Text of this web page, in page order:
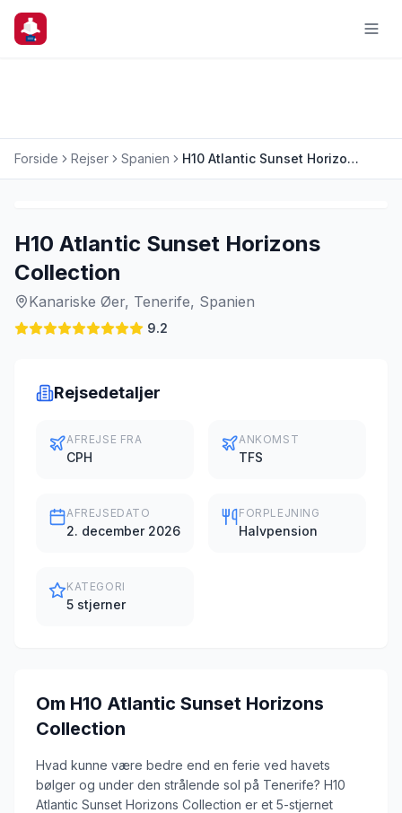
Forside Rejser Spanien H10 Atlantic Sunset Horizons Collection
H10 Atlantic Sunset Horizons
Collection
Kanariske Øer, Tenerife, Spanien
9.2
Rejsedetaljer
AFREJSE FRA
CPH
ANKOMST
TFS
AFREJSEDATO
2. december 2026
FORPLEJNING
Halvpension
KATEGORI
5 stjerner
Om H10 Atlantic Sunset Horizons
Collection
Hvad kunne være bedre end en ferie ved havets
bølger og under den strålende sol på Tenerife? H10
Atlantic Sunset Horizons Collection er et 5-stjernet